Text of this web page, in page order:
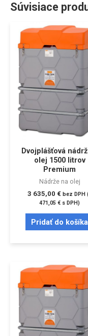
Súvisiace
Dvojplášťová
olej 1500 litrov
Premium
Nádrže na olej
3 635,00 € bez DPH
471,05 € s DPH)
Pridať do košíka